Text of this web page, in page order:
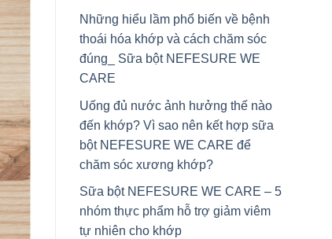
Những hiểu lầm phổ biến về bệnh
thoái hóa khớp và cách chăm sóc
đúng_ Sữa bột NEFESURE WE
CARE
Uống đủ nước ảnh hưởng thế nào
đến khớp? Vì sao nên kết hợp sữa
bột NEFESURE WE CARE để
chăm sóc xương khớp?
Sữa bột NEFESURE WE CARE – 5
nhóm thực phẩm hỗ trợ giảm viêm
tự nhiên cho khớp